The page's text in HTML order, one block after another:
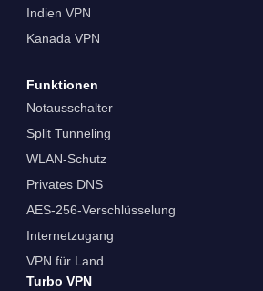
Indien VPN
Kanada VPN
Funktionen
Notausschalter
Split Tunneling
WLAN-Schutz
Privates DNS
AES-256-Verschlüsselung
Internetzugang
VPN für Land
Turbo VPN